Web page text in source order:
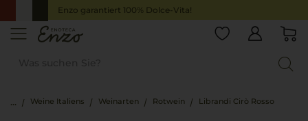
Enzo garantiert 100% Dolce-Vita!
Weine Italiens Weinarten Rotwein Librandi Cirò Rosso